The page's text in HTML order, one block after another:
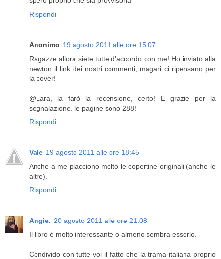
Rispondi
Anonimo 19 agosto 2011 alle ore 15:07
Ragazze allora siete tutte d'accordo con me! Ho inviato alla
newton il link dei nostri commenti, magari ci ripensano per
la cover!
@Lara, la farò la recensione, certo! E grazie per la
segnalazione, le pagine sono 288!
Rispondi
Vale 19 agosto 2011 alle ore 18:45
Anche a me piacciono molto le copertine originali (anche le
altre).
Rispondi
Angie. 20 agosto 2011 alle ore 21:08
Il libro è molto interessante o almeno sembra esserlo.
Condivido con tutte voi il fatto che la trama italiana proprio